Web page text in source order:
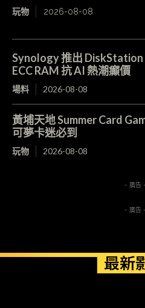
玩物 2026-08-08
Synology 推出
ECC RAM 抗 AI 熱潮癲價
場料 2026-08-08
黃埔天地 Summer Card
可夢卡迷必到
玩物 2026-08-08
- 廣告 -
- 廣告 -
最新